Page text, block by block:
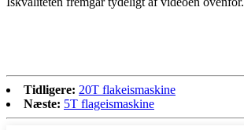
Tidligere: 20T flakeismaskine
Næste: 5T flageismaskine